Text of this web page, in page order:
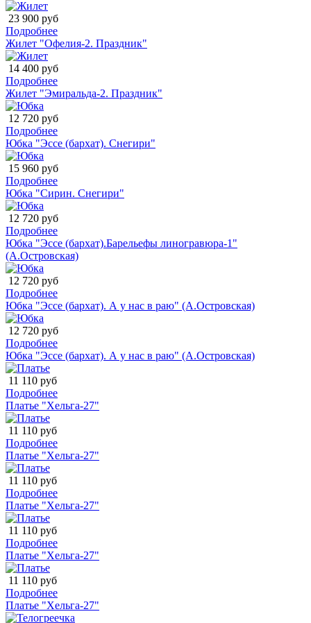
23 900 руб
Подробнее
Жилет "Офелия-2. Праздник"
14 400 руб
Подробнее
Жилет "Эмиральда-2. Праздник"
12 720 руб
Подробнее
Юбка "Эссе (бархат). Снегири"
15 960 руб
Подробнее
Юбка "Сирин. Снегири"
12 720 руб
Подробнее
Юбка "Эссе (бархат).Барельефы линогравюра-1"
(А.Островская)
12 720 руб
Подробнее
Юбка "Эссе (бархат). А у нас в раю" (А.Островская)
12 720 руб
Подробнее
Юбка "Эссе (бархат). А у нас в раю" (А.Островская)
11 110 руб
Подробнее
Платье "Хельга-27"
11 110 руб
Подробнее
Платье "Хельга-27"
11 110 руб
Подробнее
Платье "Хельга-27"
11 110 руб
Подробнее
Платье "Хельга-27"
11 110 руб
Подробнее
Платье "Хельга-27"